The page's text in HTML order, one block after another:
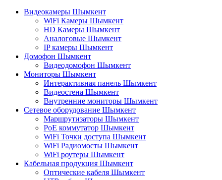
Видеокамеры Шымкент
WiFi Камеры Шымкент
HD Камеры Шымкент
Аналоговые Шымкент
IP камеры Шымкент
Домофон Шымкент
Видеодомофон Шымкент
Мониторы Шымкент
Интерактивная панель Шымкент
Видеостена Шымкент
Внутренние мониторы Шымкент
Сетевое оборудование Шымкент
Маршрутизаторы Шымкент
PoE коммутатор Шымкент
WiFi Точки доступа Шымкент
WiFi Радиомосты Шымкент
WiFi роутеры Шымкент
Кабельная продукция Шымкент
Оптические кабеля Шымкент